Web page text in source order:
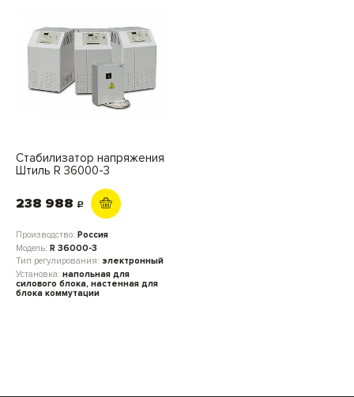
Стабилизатор напряжения
Штиль R 36000-3
238 988 c
Производство: Россия
Модель: R 36000-3
Тип регулирования: электронный
Установка: напольная для
силового блока, настенная для
блока коммутации